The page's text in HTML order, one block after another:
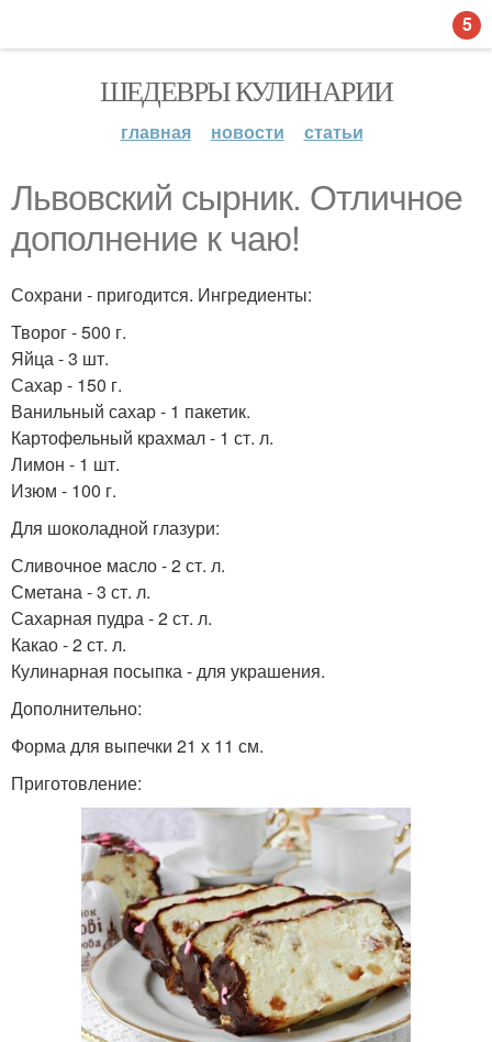
ШЕДЕВРЫ КУЛИНАРИИ
главная новости статьи
Львовский сырник. Отличное
дополнение к чаю!
Сохрани - пригодится. Ингредиенты:
Творог - 500 г.
Яйца - 3 шт.
Сахар - 150 г.
Ванильный сахар - 1 пакетик.
Картофельный крахмал - 1 ст. л.
Лимон - 1 шт.
Изюм - 100 г.
Для шоколадной глазури:
Сливочное масло - 2 ст. л.
Сметана - 3 ст. л.
Сахарная пудра - 2 ст. л.
Какао - 2 ст. л.
Кулинарная посыпка - для украшения.
Дополнительно:
Форма для выпечки 21 х 11 см.
Приготовление:
5